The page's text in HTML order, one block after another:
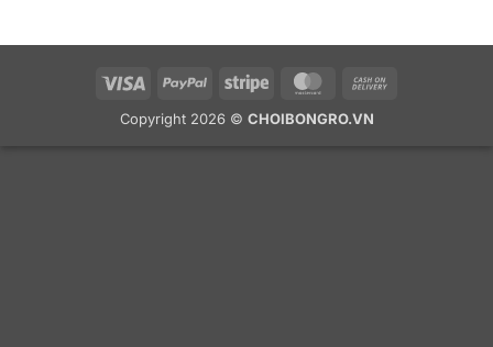
Visa PayPal Stripe MasterCard
Copyright 2026 © CHOIBONGRO.VN